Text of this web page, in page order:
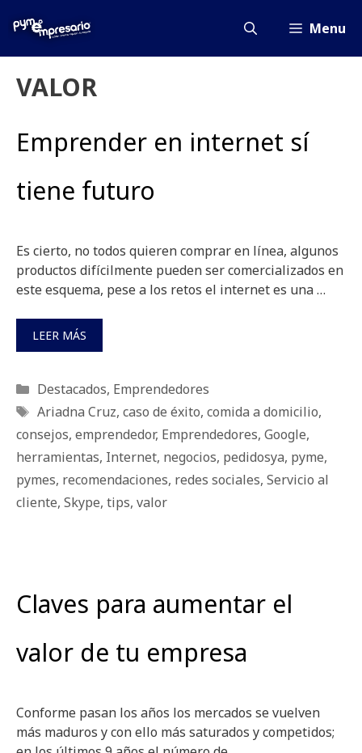
Menu
VALOR
Emprender en internet sí
tiene futuro
Es cierto, no todos quieren comprar en línea, algunos
productos difícilmente pueden ser comercializados en
este esquema, pese a los retos el internet es una …
LEER MÁS
Categorías
Destacados, Emprendedores
Etiquetas
Ariadna Cruz, caso de éxito, comida a domicilio,
consejos, emprendedor, Emprendedores, Google,
herramientas, Internet, negocios, pedidosya, pyme,
pymes, recomendaciones, redes sociales, Servicio al
cliente, Skype, tips, valor
Claves para aumentar el
valor de tu empresa
Conforme pasan los años los mercados se vuelven
más maduros y con ello más saturados y competidos;